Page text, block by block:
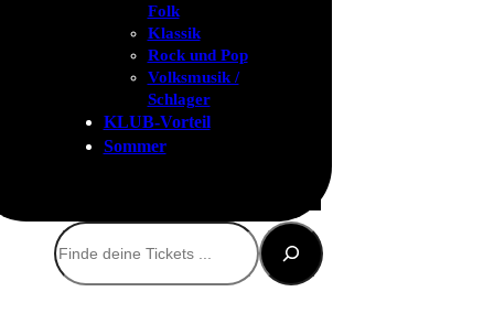
Folk
Klassik
Rock und Pop
Volksmusik /
Schlager
KLUB-Vorteil
Sommer
Suchen